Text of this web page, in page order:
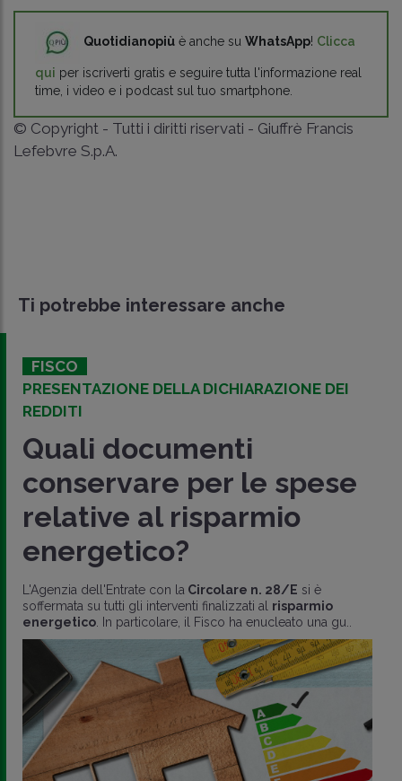
Quotidianopiù è anche su WhatsApp! Clicca
qui per iscriverti gratis e seguire tutta l'informazione real
time, i video e i podcast sul tuo smartphone.
© Copyright - Tutti i diritti riservati - Giuffrè Francis
Lefebvre S.p.A.
Ti potrebbe interessare anche
FISCO
PRESENTAZIONE DELLA DICHIARAZIONE DEI
REDDITI
Quali documenti
conservare per le spese
relative al risparmio
energetico?
L'Agenzia dell'Entrate con la Circolare n. 28/E si è
soffermata su tutti gli interventi finalizzati al risparmio
energetico . In particolare, il Fisco ha enucleato una gu..